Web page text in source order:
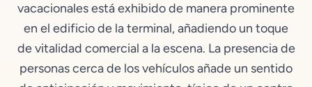
vacacionales está exhibido de manera prominente
en el edificio de la terminal, añadiendo un toque
de vitalidad comercial a la escena. La presencia de
personas cerca de los vehículos añade un sentido